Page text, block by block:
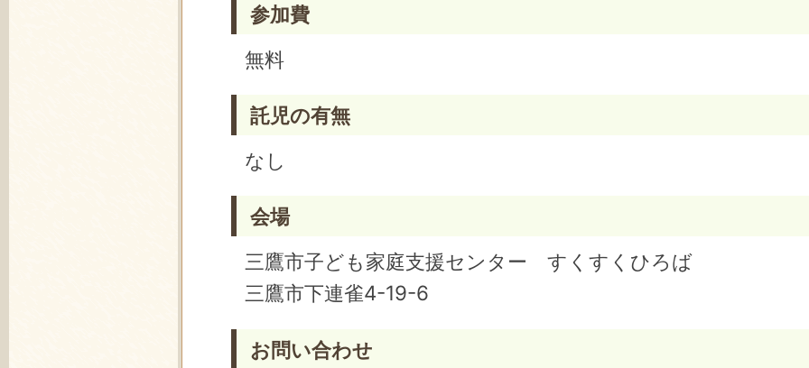
参加費
無料
託児の有無
なし
会場
三鷹市子ども家庭支援センター すくすくひろば
三鷹市下連雀4-19-6
お問い合わせ